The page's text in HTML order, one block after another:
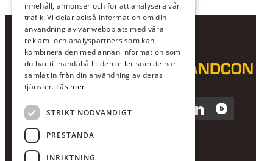
FacebookInstagram
LinkedInBlocket
innehåll, annonser och för att analysera vår
trafik. Vi delar också information om din
användning av vår webbplats med våra
reklam- och analyspartners som kan
kombinera den med annan information som
du har tillhandahållit dem eller som de har
samlat in från din användning av deras
tjänster. Läs mer
STRIKT NÖDVÄNDIGT
PRESTANDA
INRIKTNING